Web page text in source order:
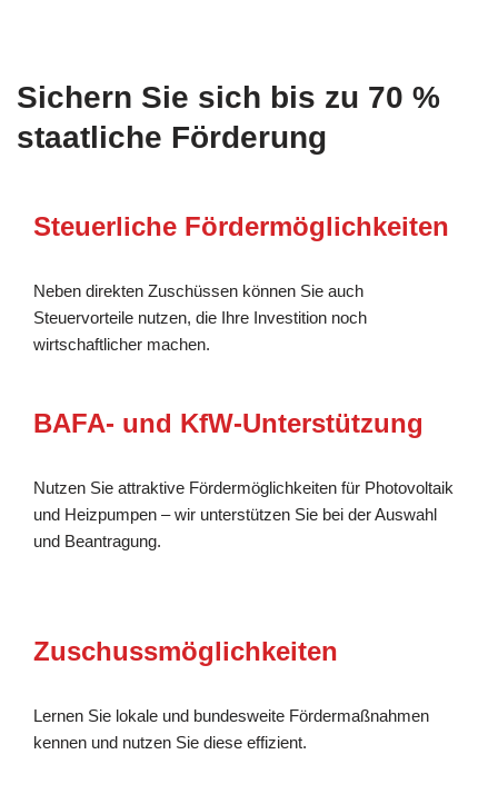
Sichern Sie sich bis zu 70 %
staatliche Förderung
Steuerliche Fördermöglichkeiten
Neben direkten Zuschüssen können Sie auch
Steuervorteile nutzen, die Ihre Investition noch
wirtschaftlicher machen.
BAFA- und KfW-Unterstützung
Nutzen Sie attraktive Fördermöglichkeiten für Photovoltaik
und Heizpumpen – wir unterstützen Sie bei der Auswahl
und Beantragung.
Zuschussmöglichkeiten
Lernen Sie lokale und bundesweite Fördermaßnahmen
kennen und nutzen Sie diese effizient.